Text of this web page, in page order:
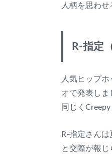
人柄を思わ
R‐指定
人気ヒップ
オで発表しま
同じく
R‐指定さん
と交際が報